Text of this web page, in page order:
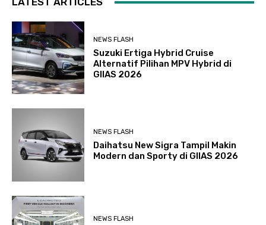
NEWS FLASH
Suzuki Ertiga Hybrid Cruise
Alternatif Pilihan MPV Hybrid di
GIIAS 2026
NEWS FLASH
Daihatsu New Sigra Tampil Makin
Modern dan Sporty di GIIAS 2026
NEWS FLASH